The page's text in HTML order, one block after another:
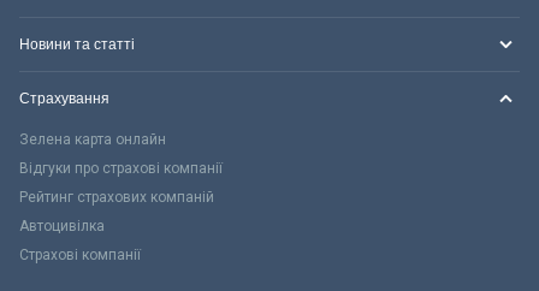
Новини та статті
Страхування
Зелена карта онлайн
Відгуки про страхові компанії
Рейтинг страхових компаній
Автоцивілка
Страхові компанії